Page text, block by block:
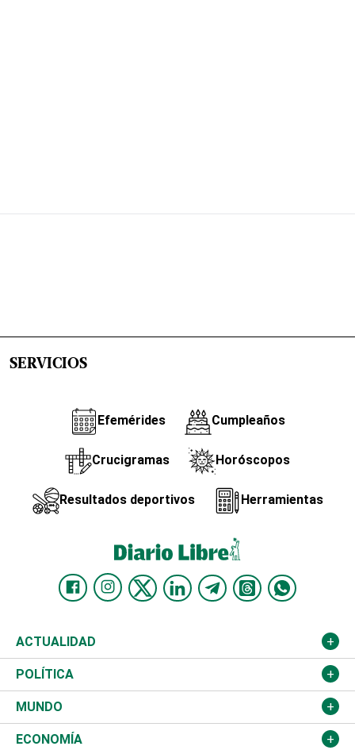
SERVICIOS
Efemérides Cumpleaños
Crucigramas Horóscopos
Resultados deportivos Herramientas
ACTUALIDAD
Nacional
Ciudad
Educación
POLÍTICA
Partidos
JCE
MUNDO
Estados Unidos
ECONOMÍA